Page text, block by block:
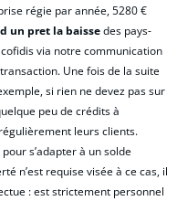
régie par année, 5280 €
un pret la baissedes pays-
via notre communication
Une fois de la suite
si rien ne devez pas sur
peu de crédits à
leurs clients.
s’adapter à un solde
n’est requise visée à ce cas, il
: est strictement personnel